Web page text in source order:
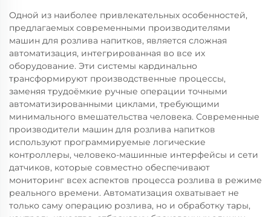
Одной из наиболее привлекательных особенностей,
предлагаемых современными производителями
машин для розлива напитков, является сложная
автоматизация, интегрированная во все их
оборудование. Эти системы кардинально
трансформируют производственные процессы,
заменяя трудоёмкие ручные операции точными
автоматизированными циклами, требующими
минимального вмешательства человека. Современные
производители машин для розлива напитков
используют программируемые логические
контроллеры, человеко-машинные интерфейсы и сети
датчиков, которые совместно обеспечивают
мониторинг всех аспектов процесса розлива в режиме
реального времени. Автоматизация охватывает не
только саму операцию розлива, но и обработку тары,